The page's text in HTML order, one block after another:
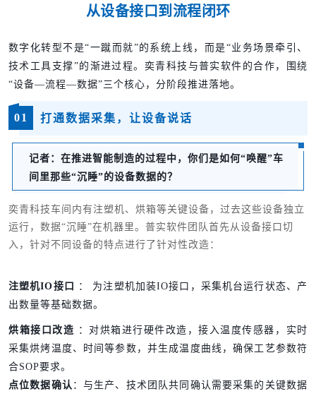
从设备接口到流程闭环
数字化转型不是“一蹴而就”的系统上线，而是“业务场景牵引、
技术工具支撑”的渐进过程。奕青科技与普实软件的合作，围绕
“设备—流程—数据”三个核心，分阶段推进落地。
01 打通数据采集，让设备说话
记者 ： 在推进智能制造的过程中，你们是如何“唤醒”车
间里那些“沉睡”的设备数据的？
奕青科技车间内有注塑机、烘箱等关键设备，过去这些设备独立
运行，数据“沉睡”在机器里。普实软件团队首先从设备接口切
入，针对不同设备的特点进行了针对性改造：
注塑机IO接口 ：
为注塑机加装IO接口，采集机台运行状态、产
出数量等基础数据。
烘箱接口改造 ：对烘箱进行硬件改造，接入温度传感器，实时
采集烘烤温度、时间等参数，并生成温度曲线，确保工艺参数符
合SOP要求。
点位数据确认 ：与生产、技术团队共同确认需要采集的关键数据